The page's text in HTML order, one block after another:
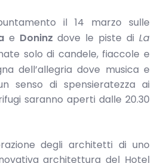
il 14 marzo sulle
e Doninz dove le piste di La
solo di candele, fiaccole e
dell’allegria dove musica e
senso di spensieratezza ai
saranno aperti dalle 20.30
degli architetti di uno
architettura del Hotel